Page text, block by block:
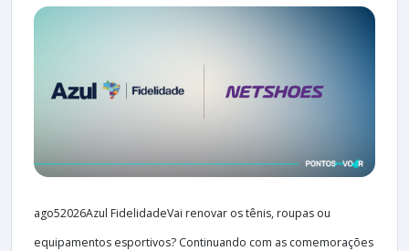
ago52026Azul FidelidadeVai renovar os tênis, roupas ou
equipamentos esportivos? Continuando com as comemorações